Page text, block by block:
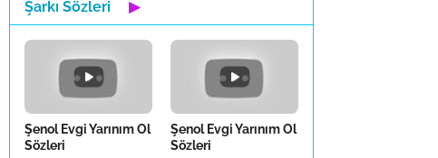
Şarkı Sözleri ▶
Şenol Evgi Yarınım Ol
Sözleri
Şenol Evgi Yarınım Ol
Sözleri